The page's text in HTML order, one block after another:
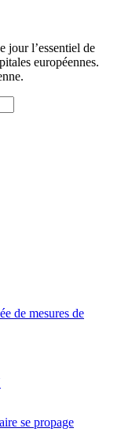
jour l’essentiel de
européennes.
de mesures de
se propage